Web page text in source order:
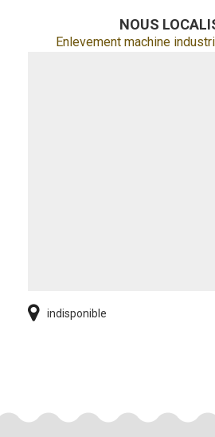
NOUS
Enlevement machine
indisponible